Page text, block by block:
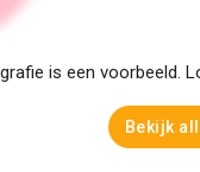
is een voorbeeld.
Bekijk